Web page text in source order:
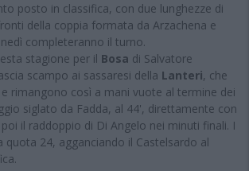
posto in classifica, con due lunghezze di
della coppia formata da Arzachena e
completeranno il turno.
stagione per il Bosa di Salvatore
scampo ai sassaresi della Lanteri, che
rimangono così a mani vuote al termine dei
siglato da Fadda, al 44', direttamente con
il raddoppio di Di Angelo nei minuti finali. I
quota 24, agganciando il Castelsardo al